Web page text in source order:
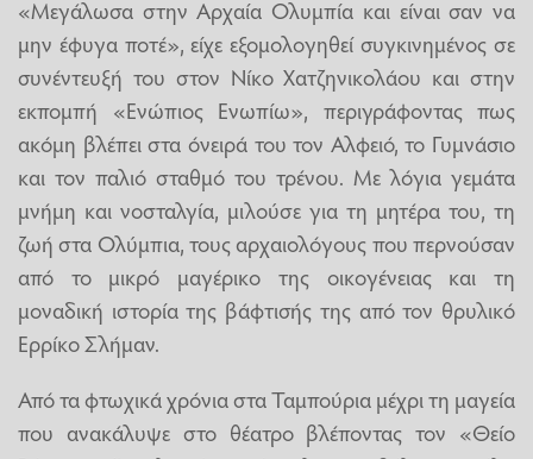
«Μεγάλωσα στην Αρχαία Ολυμπία και είναι σαν να
μην έφυγα ποτέ», είχε εξομολογηθεί συγκινημένος σε
συνέντευξή του στον Νίκο Χατζηνικολάου και στην
εκπομπή «Ενώπιος Ενωπίω», περιγράφοντας πως
ακόμη βλέπει στα όνειρά του τον Αλφειό, το Γυμνάσιο
και τον παλιό σταθμό του τρένου. Με λόγια γεμάτα
μνήμη και νοσταλγία, μιλούσε για τη μητέρα του, τη
ζωή στα Ολύμπια, τους αρχαιολόγους που περνούσαν
από το μικρό μαγέρικο της οικογένειας και τη
μοναδική ιστορία της βάφτισής της από τον θρυλικό
Ερρίκο Σλήμαν.
Από τα φτωχικά χρόνια στα Ταμπούρια μέχρι τη μαγεία
που ανακάλυψε στο θέατρο βλέποντας τον «Θείο